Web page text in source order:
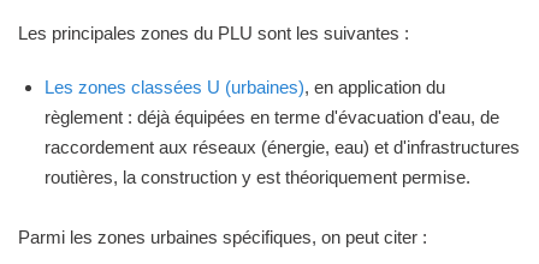
Les principales zones du PLU sont les suivantes :
Les zones classées U (urbaines), en application du
règlement : déjà équipées en terme d'évacuation d'eau, de
raccordement aux réseaux (énergie, eau) et d'infrastructures
routières, la construction y est théoriquement permise.
Parmi les zones urbaines spécifiques, on peut citer :